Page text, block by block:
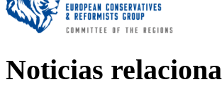
Noticias